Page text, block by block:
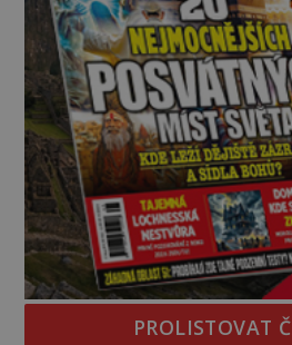
PROLISTOVAT